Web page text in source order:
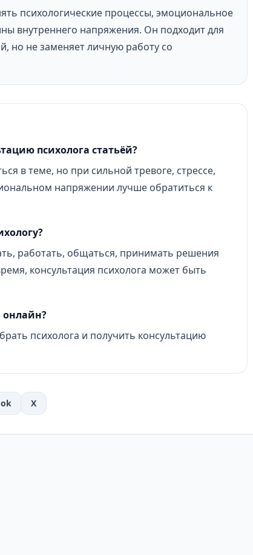
психологические процессы, эмоциональное
внутреннего напряжения. Он подходит для
но не заменяет личную работу со
психолога статьёй?
в теме, но при сильной тревоге, стрессе,
напряжении лучше обратиться к
работать, общаться, принимать решения
консультация психолога может быть
психолога и получить консультацию
X